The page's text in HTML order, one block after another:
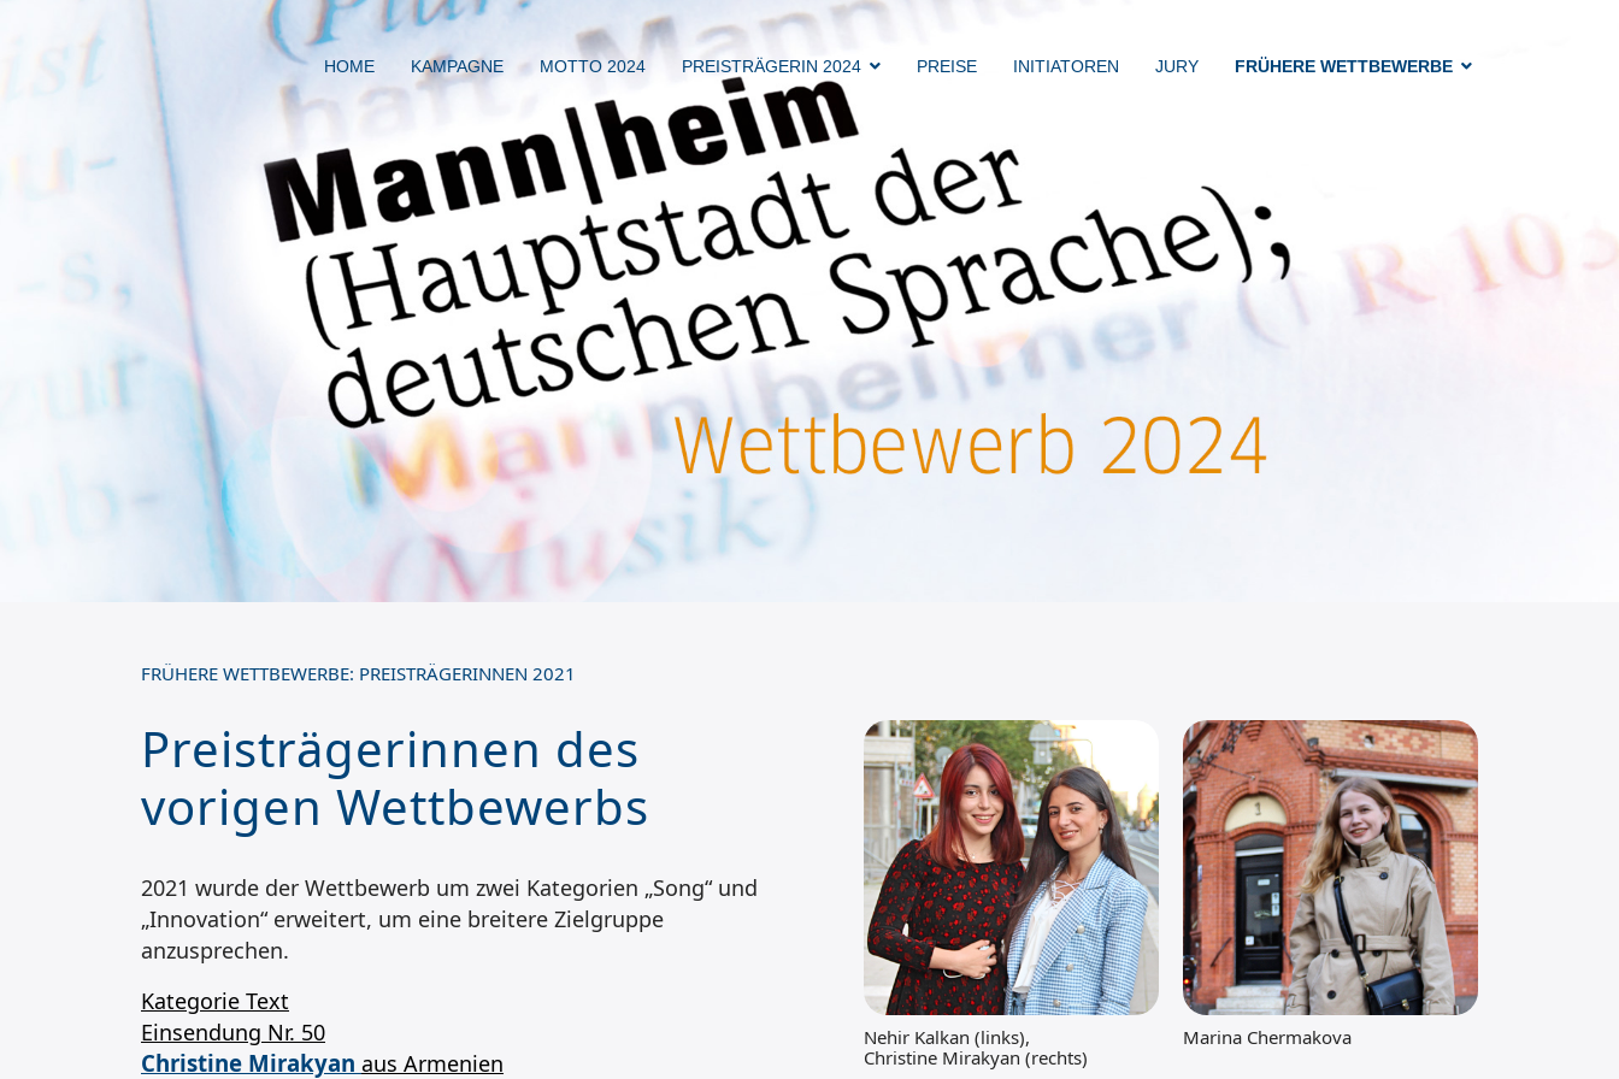
HOME KAMPAGNE MOTTO 2024 PREISTRÄGERIN 2024 PREISE INITIATOREN JURY FRÜHERE WETTBEWERBE
FRÜHERE WETTBEWERBE: PREISTRÄGERINNEN 2021
Preisträgerinnen des
vorigen Wettbewerbs
2021 wurde der Wettbewerb um zwei Kategorien „Song“ und
„Innovation“ erweitert, um eine breitere Zielgruppe
anzusprechen.
Kategorie Text
Einsendung Nr. 50
Christine Mirakyan aus Armenien
Nehir Kalkan (links),
Christine Mirakyan (rechts)
Marina Chermakova